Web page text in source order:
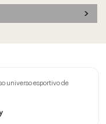
universo esportivo de